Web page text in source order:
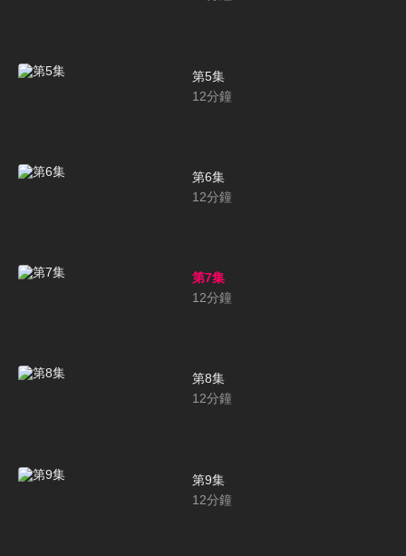
第5集
12分鐘
第6集
12分鐘
第7集
12分鐘
第8集
12分鐘
第9集
12分鐘